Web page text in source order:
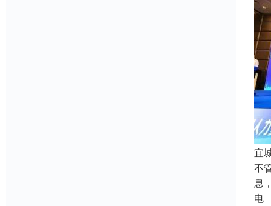
宜
不
息
电